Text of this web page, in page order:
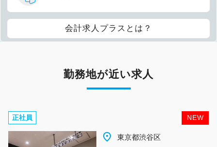
会計求人プラスとは？
勤務地が近い求人
NEW
正社員
place 東京都渋谷区